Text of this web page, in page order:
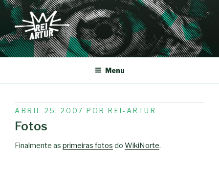
Saltar
para
conteúdo
REI-ARTUR
Menu
PUBLICADO
EM
ABRIL 25, 2007 POR REI-ARTUR
Fotos
Finalmente as primeiras fotos do WikiNorte.